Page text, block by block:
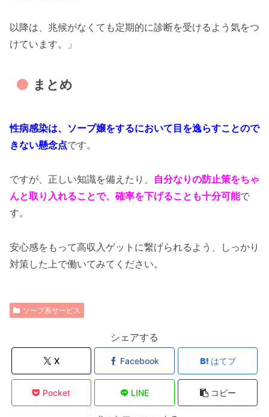
以降は、兆候がなくても定期的に診断を受けるよう気をつ
けています。」
まとめ
性病感染は、ソープ嬢をするにおいて目を逸らすことので
きない懸念点です。
ですが、正しい知識を備えたり、 自分なりの防止策をちゃ
んと取り入れることで、確率を下げることも十分可能で
す。
安心感をもって高収入ゲットに繋げられるよう、しっかり
対策した上で働いてみてください。
ソープ系サービス
シェアする
X Facebook はてブ
Pocket LINE コピー